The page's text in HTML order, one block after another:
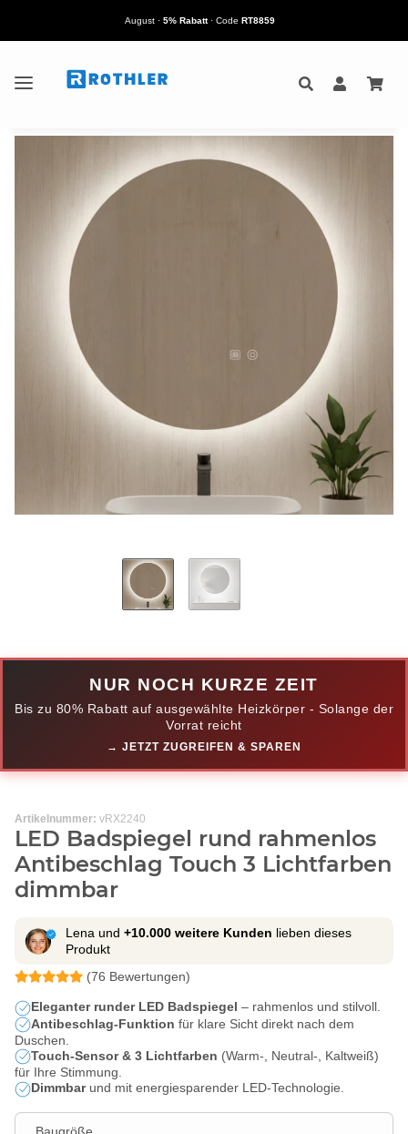
August· 5% Rabatt· Code RT8859
NUR NOCH KURZE ZEIT
Bis zu 80% Rabatt auf ausgewählte Heizkörper - Solange der
Vorrat reicht
→ JETZT ZUGREIFEN & SPAREN
Artikelnummer: vRX2240
LED Badspiegel rund rahmenlos
Antibeschlag Touch 3 Lichtfarben
dimmbar
Lena und +10.000 weitere Kunden lieben dieses
Produkt
(76 Bewertungen)
Eleganter runder LED Badspiegel – rahmenlos und stilvoll.
Antibeschlag-Funktion für klare Sicht direkt nach dem
Duschen.
Touch-Sensor & 3 Lichtfarben (Warm-, Neutral-, Kaltweiß)
für Ihre Stimmung.
Dimmbarund mit energiesparender LED-Technologie.